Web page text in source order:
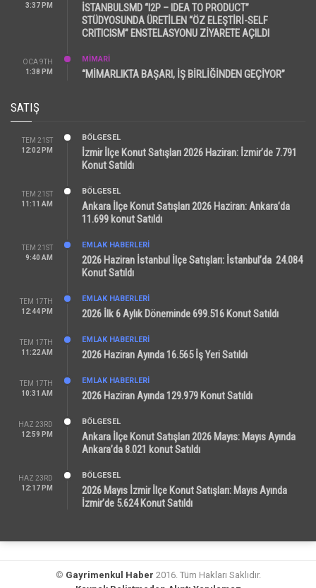
3:37 PM
İSTANBULSMD “I2P – IDEA TO PRODUCT”
STÜDYOSUNDA ÜRETİLEN “ÖZ ELEŞTİRİ-SELF
CRITICISM” ENSTELASYONU ZİYARETE AÇILDI
OCA 9TH
1:38 PM
MİMARİ
“MİMARLIKTA BAŞARI, İŞ BİRLİĞİNDEN GEÇİYOR”
SATIŞ
TEM 21ST
12:02 PM
BÖLGESEL
İzmir İlçe Konut Satışları 2026 Haziran: İzmir’de 7.791
Konut Satıldı
TEM 21ST
11:11 AM
BÖLGESEL
Ankara İlçe Konut Satışları 2026 Haziran: Ankara’da
11.699 konut Satıldı
TEM 21ST
9:40 AM
EMLAK HABERLERI
2026 Haziran İstanbul İlçe Satışları: İstanbul’da 24.084
Konut Satıldı
TEM 17TH
12:44 PM
EMLAK HABERLERI
2026 İlk 6 Aylık Döneminde 699.516 Konut Satıldı
TEM 17TH
11:22 AM
EMLAK HABERLERI
2026 Haziran Ayında 16.565 İş Yeri Satıldı
TEM 17TH
10:31 AM
EMLAK HABERLERI
2026 Haziran Ayında 129.979 Konut Satıldı
HAZ 23RD
12:59 PM
BÖLGESEL
Ankara İlçe Konut Satışları 2026 Mayıs: Mayıs Ayında
Ankara’da 8.021 konut Satıldı
HAZ 23RD
12:17 PM
BÖLGESEL
2026 Mayıs İzmir İlçe Konut Satışları: Mayıs Ayında
İzmir’de 5.624 Konut Satıldı
© Gayrimenkul Haber 2016. Tüm Hakları Saklıdır.